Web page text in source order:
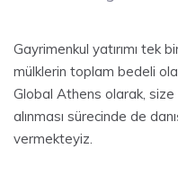
Gayrimenkul yatırımı tek
mülklerin toplam bedeli
Global Athens olarak, size
alınması sürecinde de
vermekteyiz.